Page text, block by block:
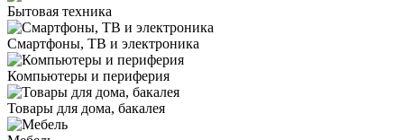
Бытовая техника
Смартфоны, ТВ и электроника
Компьютеры и периферия
Товары для дома, бакалея